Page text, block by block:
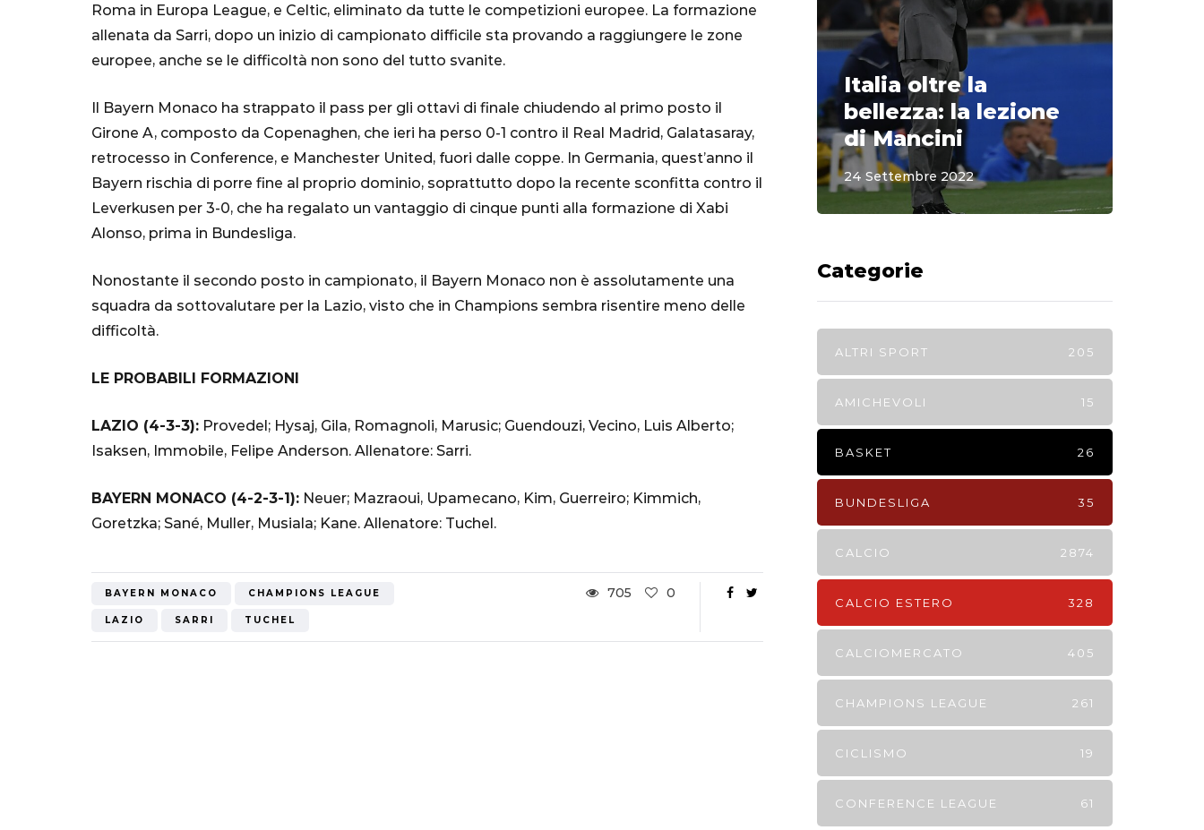
Roma in Europa League, e Celtic, eliminato da tutte le competizioni europee. La formazione
allenata da Sarri, dopo un inizio di campionato difficile sta provando a raggiungere le zone
europee, anche se le difficoltà non sono del tutto svanite.
Il Bayern Monaco ha strappato il pass per gli ottavi di finale chiudendo al primo posto il
Girone A, composto da Copenaghen, che ieri ha perso 0-1 contro il Real Madrid, Galatasaray,
retrocesso in Conference, e Manchester United, fuori dalle coppe. In Germania, quest’anno il
Bayern rischia di porre fine al proprio dominio, soprattutto dopo la recente sconfitta contro il
Leverkusen per 3-0, che ha regalato un vantaggio di cinque punti alla formazione di Xabi
Alonso, prima in Bundesliga.
Nonostante il secondo posto in campionato, il Bayern Monaco non è assolutamente una
squadra da sottovalutare per la Lazio, visto che in Champions sembra risentire meno delle
difficoltà.
LE PROBABILI FORMAZIONI
LAZIO (4-3-3): Provedel; Hysaj, Gila, Romagnoli, Marusic; Guendouzi, Vecino, Luis Alberto;
Isaksen, Immobile, Felipe Anderson. Allenatore: Sarri.
BAYERN MONACO (4-2-3-1): Neuer; Mazraoui, Upamecano, Kim, Guerreiro; Kimmich,
Goretzka; Sané, Muller, Musiala; Kane. Allenatore: Tuchel.
BAYERN MONACO CHAMPIONS LEAGUE
LAZIO SARRI TUCHEL
705 0
Lautaro Martinez,
parla l'agente:
all'Inter e al
Mondiale"
5 Ottobre 2022
già qualificato agli
Ottavi di Finale
1 Dicembre 2022
Italia oltre la
bellezza: la lezione
di Mancini
24 Settembre 2022
Categorie
ALTRI SPORT 205
AMICHEVOLI 15
BASKET 26
BUNDESLIGA 35
CALCIO 2874
CALCIO ESTERO 328
CALCIOMERCATO 405
CHAMPIONS LEAGUE 261
CICLISMO 19
CONFERENCE LEAGUE 61